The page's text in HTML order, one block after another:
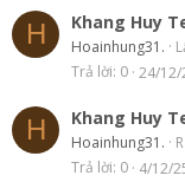
H Khang Huy
Hoainhung31.
Trả lời 0 24/12/
H Khang Huy
Hoainhung31.
Trả lời 0 4/12/